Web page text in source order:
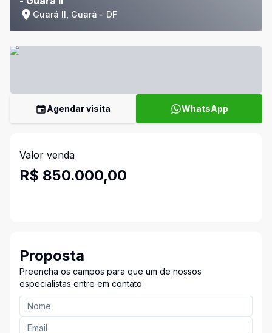
Guará II, Guará - DF
Agendar visita WhatsApp
Valor venda
R$ 850.000,00
Proposta
Preencha os campos para que um de nossos
especialistas entre em contato